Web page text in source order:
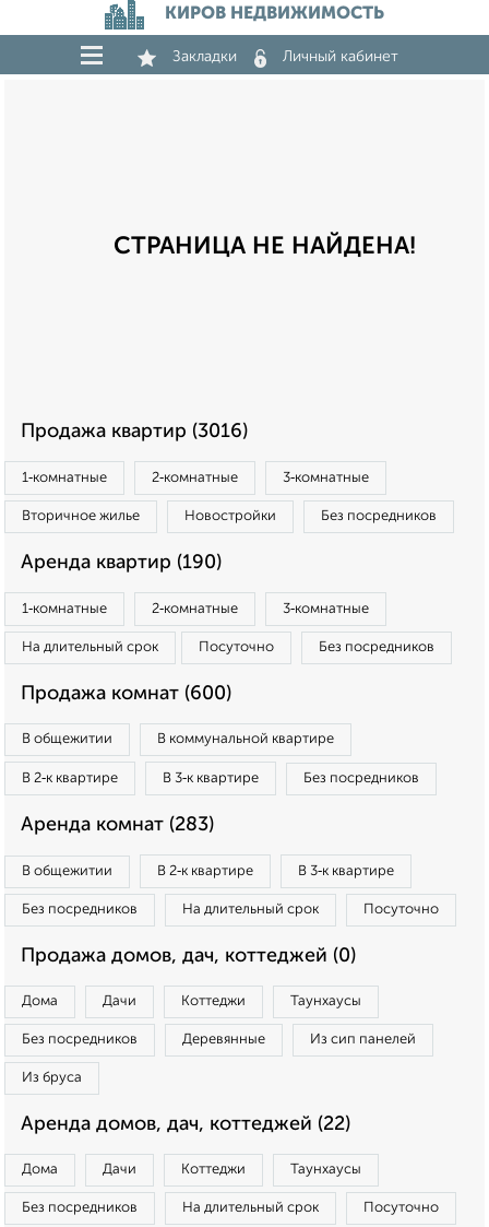
КИРОВ НЕДВИЖИМОСТЬ
Закладки Личный кабинет
СТРАНИЦА НЕ НАЙДЕНА!
Продажа квартир (3016)
1‑комнатные 2‑комнатные 3‑комнатные
Вторичное жилье Новостройки Без посредников
Аренда квартир (190)
1‑комнатные 2‑комнатные 3‑комнатные
На длительный срок Посуточно Без посредников
Продажа комнат (600)
В общежитии В коммунальной квартире
В 2‑к квартире В 3‑к квартире Без посредников
Аренда комнат (283)
В общежитии В 2‑к квартире В 3‑к квартире
Без посредников На длительный срок Посуточно
Продажа домов, дач, коттеджей (0)
Дома Дачи Коттеджи Таунхаусы
Без посредников Деревянные Из сип панелей
Из бруса
Аренда домов, дач, коттеджей (22)
Дома Дачи Коттеджи Таунхаусы
Без посредников На длительный срок Посуточно